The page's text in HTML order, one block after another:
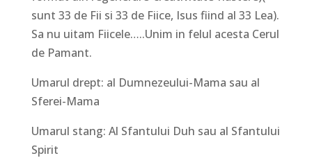
sunt 33 de Fii si 33 de Fiice, Isus fiind al 33 Lea).
Sa nu uitam Fiicele…..Unim in felul acesta Cerul
de Pamant.
Umarul drept: al Dumnezeului-Mama sau al
Sferei-Mama
Umarul stang: Al Sfantului Duh sau al Sfantului
Spirit